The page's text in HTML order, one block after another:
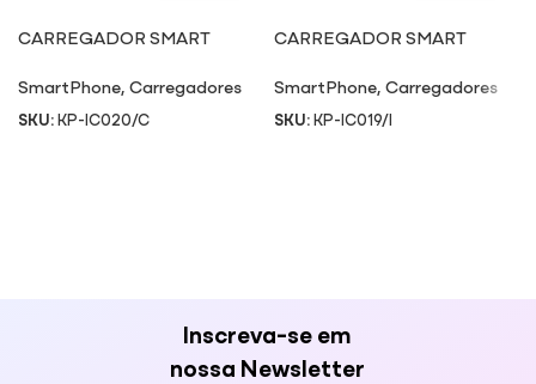
CARREGADOR SMART
SmartPhone,Carregadores
SKU:KP-IC020/C
CARREGADOR SMART
SmartPhone,Carregadores
SKU:KP-IC019/I
Inscreva-se em
nossa Newsletter